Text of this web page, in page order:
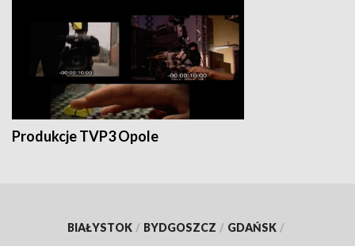
Produkcje TVP3 Opole
BIAŁYSTOK / BYDGOSZCZ / GDAŃSK /